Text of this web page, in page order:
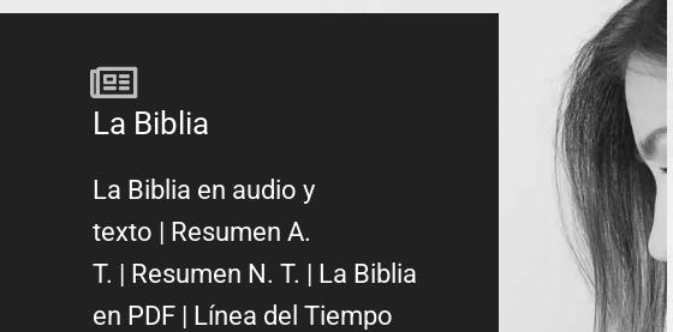
La Biblia
La Biblia en audio y
texto | Resumen A.
T. | Resumen N. T. | La Biblia
en PDF| Línea del Tiempo